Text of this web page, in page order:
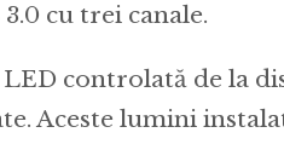
cu trei canale.
controlată de la
Aceste lumini